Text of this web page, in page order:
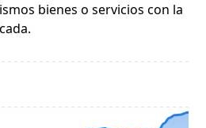
bienes o servicios con la